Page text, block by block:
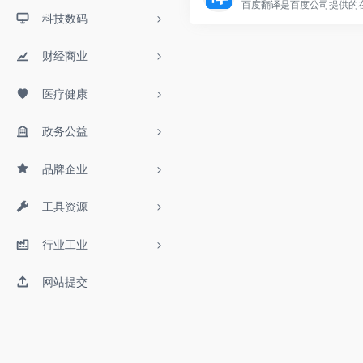
科技数码
财经商业
医疗健康
政务公益
品牌企业
工具资源
行业工业
网站提交